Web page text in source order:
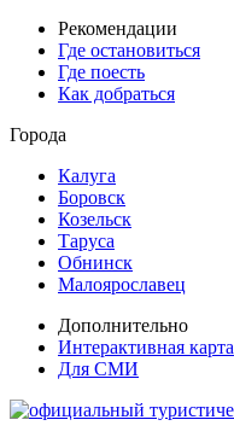
Рекомендации
Где остановиться
Где поесть
Как добраться
Города
Калуга
Боровск
Козельск
Таруса
Обнинск
Малоярославец
Дополнительно
Интерактивная карта
Для СМИ